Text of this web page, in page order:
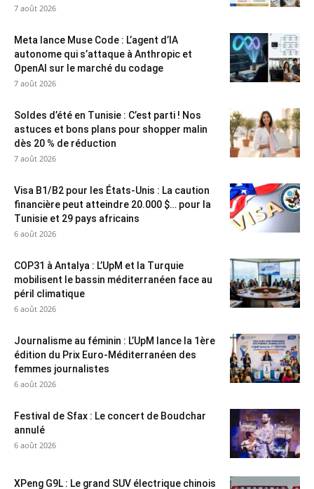
7 août 2026
Meta lance Muse Code : L’agent d’IA
autonome qui s’attaque à Anthropic et
OpenAI sur le marché du codage
7 août 2026
Soldes d’été en Tunisie : C’est parti ! Nos
astuces et bons plans pour shopper malin
dès 20 % de réduction
7 août 2026
Visa B1/B2 pour les États-Unis : La caution
financière peut atteindre 20.000 $… pour la
Tunisie et 29 pays africains
6 août 2026
COP31 à Antalya : L’UpM et la Turquie
mobilisent le bassin méditerranéen face au
péril climatique
6 août 2026
Journalisme au féminin : L’UpM lance la 1ère
édition du Prix Euro-Méditerranéen des
femmes journalistes
6 août 2026
Festival de Sfax : Le concert de Boudchar
annulé
6 août 2026
XPeng G9L : Le grand SUV électrique chinois